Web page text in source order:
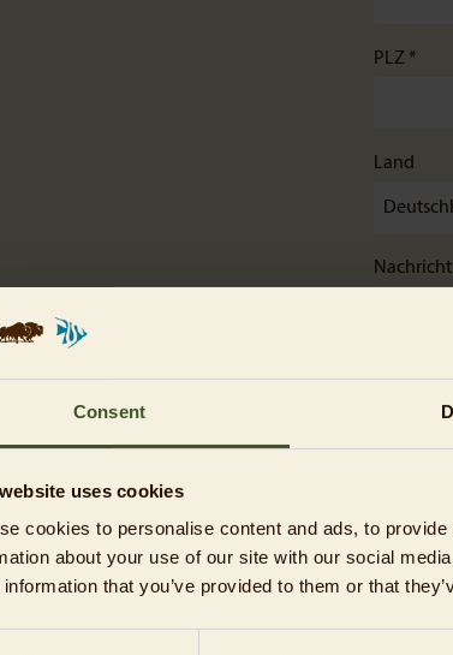
Consent
uses cookies
cookies to personalise content and ads, to
about your use of our site with our social
information that you’ve provided to them or that
PLZ *
Land
Nachricht